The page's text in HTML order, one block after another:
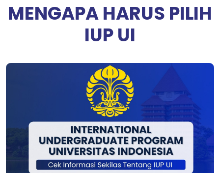
MENGAPA HARUS PILIH
IUP UI